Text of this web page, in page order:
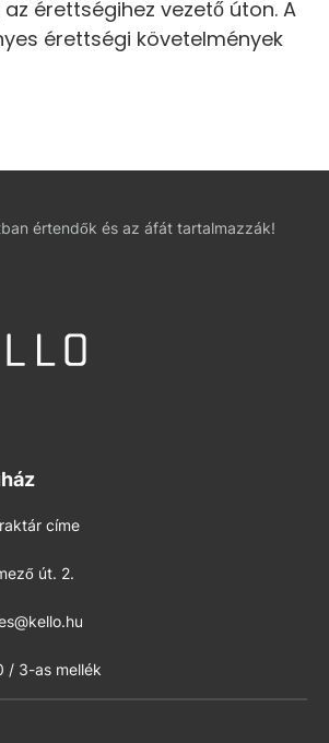
érettségihez vezető úton. A
érettségi követelmények
értendők és az áfát tartalmazzák!
címe
út. 2.
/ 3-as mellék